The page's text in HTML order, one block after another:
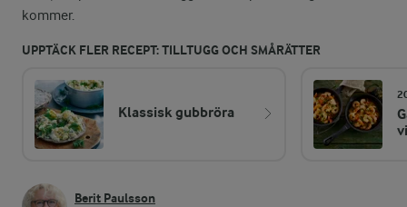
kommer.
UPPTÄCK FLER RECEPT: TILLTUGG OCH SMÅRÄTTER
Klassisk gubbröra
Berit Paulsson